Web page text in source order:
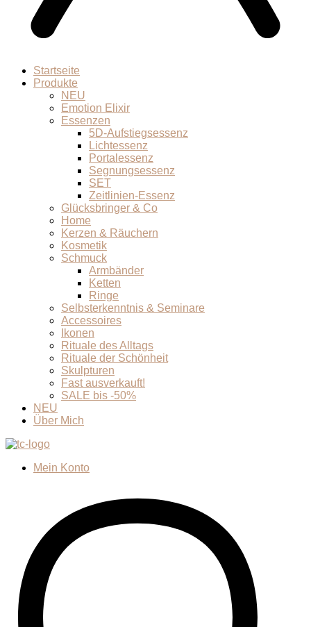
Startseite
Produkte
NEU
Emotion Elixir
Essenzen
5D-Aufstiegsessenz
Lichtessenz
Portalessenz
Segnungsessenz
SET
Zeitlinien-Essenz
Glücksbringer & Co
Home
Kerzen & Räuchern
Kosmetik
Schmuck
Armbänder
Ketten
Ringe
Selbsterkenntnis & Seminare
Accessoires
Ikonen
Rituale des Alltags
Rituale der Schönheit
Skulpturen
Fast ausverkauft!
SALE bis -50%
NEU
Über Mich
Mein Konto